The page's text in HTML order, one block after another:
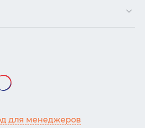
для менеджеров